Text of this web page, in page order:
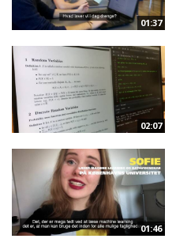
01:37
02:07
01:46